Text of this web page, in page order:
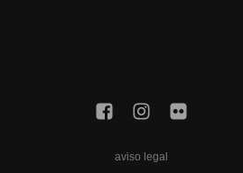
aviso legal